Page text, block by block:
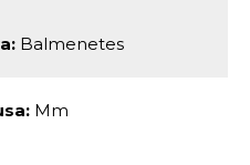
Balmenetes
Mm